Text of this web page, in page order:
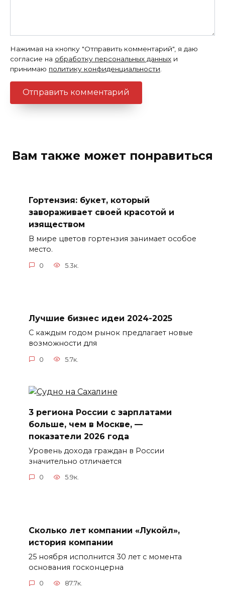
Нажимая на кнопку "Отправить комментарий", я даю
согласие на обработку персональных данных и
принимаю политику конфиденциальности
Вам также может понравиться
Гортензия: букет, который
завораживает своей красотой и
изяществом
В мире цветов гортензия занимает особое
место.
0 5.3к.
Лучшие бизнес идеи 2024-2025
С каждым годом рынок предлагает новые
возможности для
0 5.7к.
3 региона России с зарплатами
больше, чем в Москве, —
показатели 2026 года
Уровень дохода граждан в России
значительно отличается
0 5.9к.
Сколько лет компании «Лукойл»,
история компании
25 ноября исполнится 30 лет с момента
основания госконцерна
0 87.7к.